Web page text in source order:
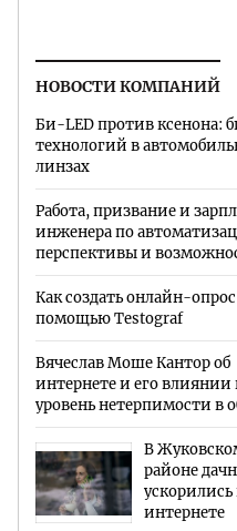
НОВОСТИ КОМПАНИЙ
Би-LED против ксенона:
технологий в
линзах
Работа, призвание и
инженера по
перспективы и
Как создать онлайн-опрос
помощью Testograf
Вячеслав Моше Кантор об
интернете и его влиянии
уровень нетерпимости в
В
районе
ускорились
интернете